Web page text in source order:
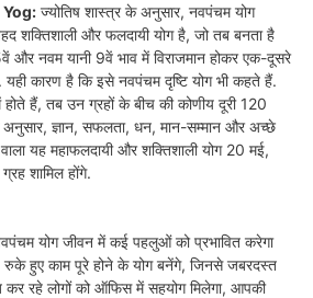
ज्योतिष शास्त्र के अनुसार, नवपंचम योग
शक्तिशाली और फलदायी योग है, जो तब बनता है
और नवम यानी 9वें भाव में विराजमान होकर एक-दूसरे
कारण है कि इसे नवपंचम दृष्टि योग भी कहते हैं.
हैं, तब उन ग्रहों के बीच की कोणीय दूरी 120
अनुसार, ज्ञान, सफलता, धन, मान-सम्मान और अच्छे
यह महाफलदायी और शक्तिशाली योग 20 मई,
शामिल होंगे.
योग जीवन में कई पहलुओं को प्रभावित करेगा
रुके हुए काम पूरे होने के योग बनेंगे, जिनसे जबरदस्त
कर रहे लोगों को ऑफिस में सहयोग मिलेगा, आपकी